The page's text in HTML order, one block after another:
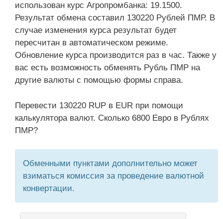
использован курс Агропромбанка: 19.1500.
Результат обмена составил 130220 Рублей ПМР. В
случае изменения курса результат будет
пересчитан в автоматическом режиме.
Обновление курса производится раз в час. Также у
вас есть возможность обменять Рубль ПМР на
другие валюты с помощью формы справа.
Перевести 130220 RUP в EUR при помощи
калькулятора валют. Сколько 6800 Евро в Рублях
ПМР?
Обменными пунктами дополнительно может
взиматься комиссия за проведение валютной
конвертации.